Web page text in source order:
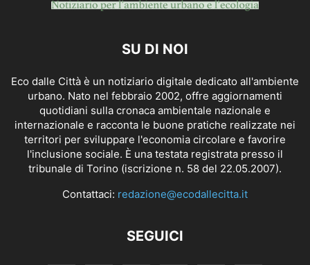
SU DI NOI
Eco dalle Città è un notiziario digitale dedicato all'ambiente
urbano. Nato nel febbraio 2002, offre aggiornamenti
quotidiani sulla cronaca ambientale nazionale e
internazionale e racconta le buone pratiche realizzate nei
territori per sviluppare l'economia circolare e favorire
l'inclusione sociale. È una testata registrata presso il
tribunale di Torino (iscrizione n. 58 del 22.05.2007).
Contattaci: redazione@ecodallecitta.it
SEGUICI